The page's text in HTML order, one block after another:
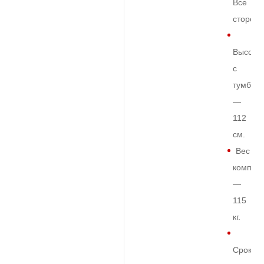
Все
Высота
с
тумбой
—
112
см.
Вес
—
115
кг.
Срок